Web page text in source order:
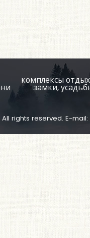
комплексы
замки,
rights reserved. E-mail: